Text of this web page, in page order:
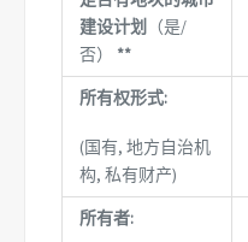
建设计划
（是/
否） **
所有权形式:
(国有, 地方自治机
构, 私有财产)
所有者: